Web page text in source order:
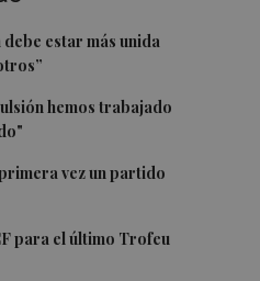
estar más unida
hemos trabajado
vez un partido
para el último Trofeu